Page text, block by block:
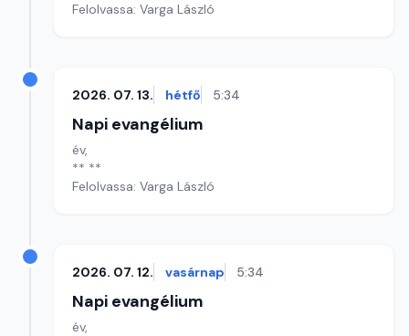
Felolvassa: Varga László
2026. 07. 13. hétfő 5:34
Napi evangélium
év,
** **
Felolvassa: Varga László
2026. 07. 12. vasárnap 5:34
Napi evangélium
év,